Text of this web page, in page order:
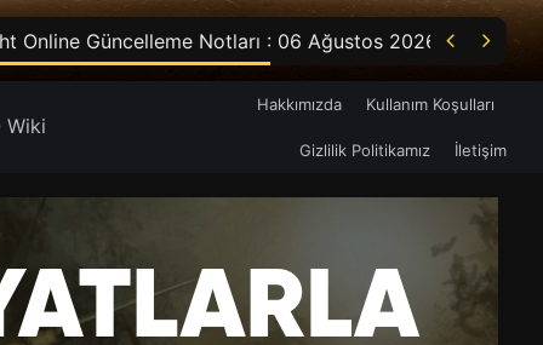
Online Güncelleme Notları : 06 Ağustos 2026  
Wiki
Hakkımızda Kullanım Koşulları
Gizlilik Politikamız İletişim